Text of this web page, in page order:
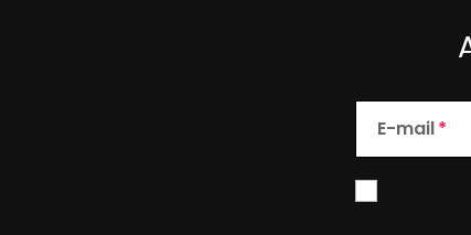
E-mail